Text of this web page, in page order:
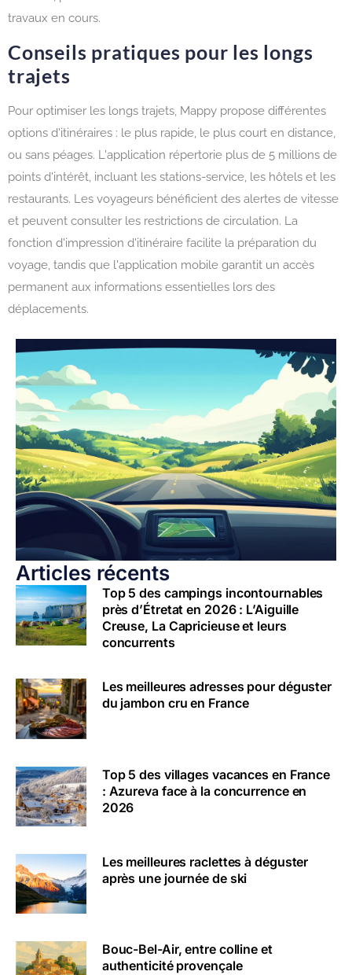
travaux en cours.
Conseils pratiques pour les longs
trajets
Pour optimiser les longs trajets, Mappy propose différentes
options d'itinéraires : le plus rapide, le plus court en distance,
ou sans péages. L'application répertorie plus de 5 millions de
points d'intérêt, incluant les stations-service, les hôtels et les
restaurants. Les voyageurs bénéficient des alertes de vitesse
et peuvent consulter les restrictions de circulation. La
fonction d'impression d'itinéraire facilite la préparation du
voyage, tandis que l'application mobile garantit un accès
permanent aux informations essentielles lors des
déplacements.
Articles récents
Top 5 des campings incontournables
près d’Étretat en 2026 : L’Aiguille
Creuse, La Capricieuse et leurs
concurrents
Les meilleures adresses pour déguster
du jambon cru en France
Top 5 des villages vacances en France
: Azureva face à la concurrence en
2026
Les meilleures raclettes à déguster
après une journée de ski
Bouc-Bel-Air, entre colline et
authenticité provençale